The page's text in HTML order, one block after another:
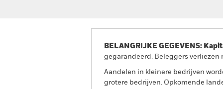
BELANGRIJKE GEGEVENS:
gegarandeerd. Beleggers
Aandelen in kleinere bedrijven
grotere bedrijven. Opkomende